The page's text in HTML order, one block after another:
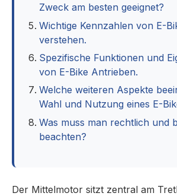
Zweck am besten geeignet?
Wichtige Kennzahlen von E-
verstehen.
Spezifische Funktionen und
von E-Bike Antrieben.
Welche weiteren Aspekte
Wahl und Nutzung eines E-
Was muss man rechtlich und
beachten?
Der Mittelmotor sitzt zentral am